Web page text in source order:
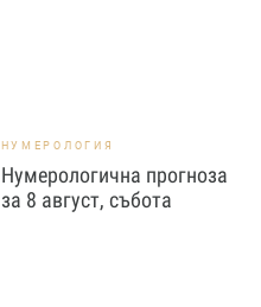
НУМЕРОЛОГИЯ
Нумерологична прогноза
за 8 август, събота